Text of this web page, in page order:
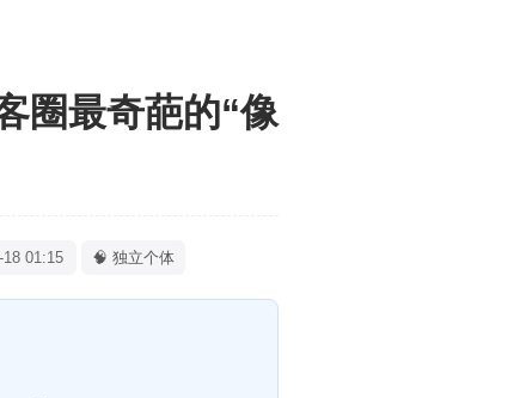
圈最奇葩的“像
01:15 🧠 独立个体